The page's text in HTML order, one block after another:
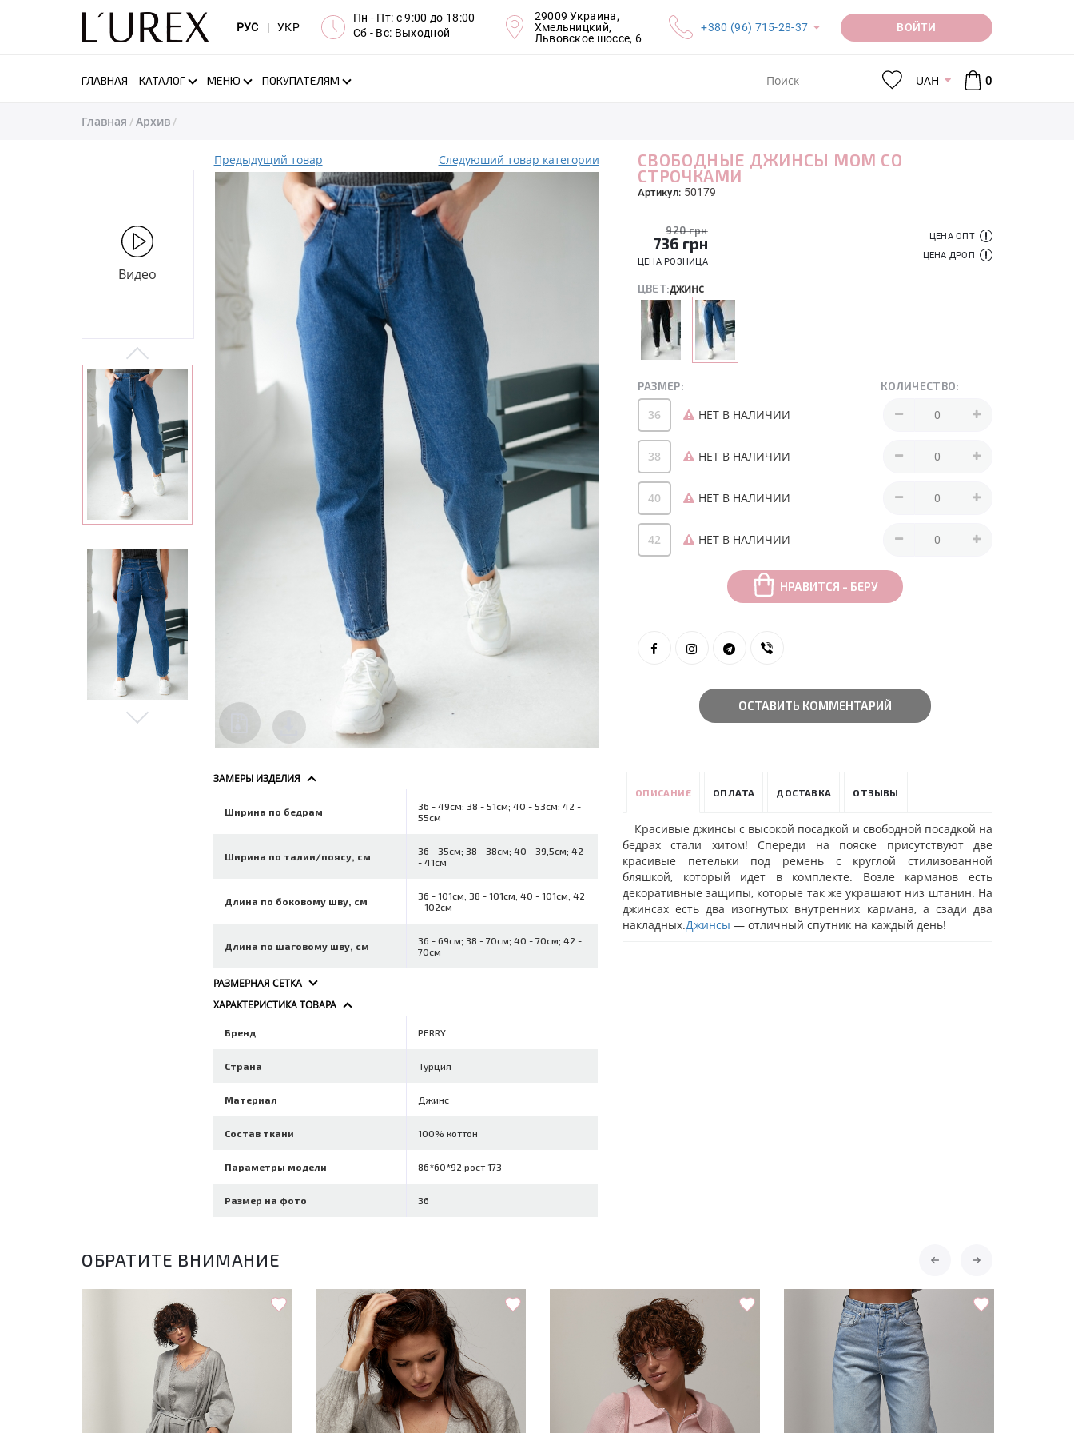
РУС | УКР
Пн - Пт: с 9:00 до 18:00
Сб - Вс: Выходной
29009 Украина,
Хмельницкий,
Львовское шоссе, 6
+380 (96) 715-28-37 ВОЙТИ
ГЛАВНАЯ КАТАЛОГ МЕНЮ ПОКУПАТЕЛЯМ UAH 0
Главная Архив
Видео
Предыдущий товар Следуюший товар категории
СВОБОДНЫЕ ДЖИНСЫ MOM СО
СТРОЧКАМИ
Артикул: 50179
920 грн
736 грн
ЦЕНА РОЗНИЦА
ЦЕНА ОПТ
ЦЕНА ДРОП
ЦВЕТ:джинс
РАЗМЕР: КОЛИЧЕСТВО:
36 НЕТ В НАЛИЧИИ
38 НЕТ В НАЛИЧИИ
40 НЕТ В НАЛИЧИИ
42 НЕТ В НАЛИЧИИ
НРАВИТСЯ - БЕРУ
ОСТАВИТЬ КОММЕНТАРИЙ
ЗАМЕРЫ ИЗДЕЛИЯ
Ширина по бедрам
36 - 49см; 38 - 51см; 40 - 53см; 42 -
55см
Ширина по талии/поясу, см
36 - 35см; 38 - 38см; 40 - 39,5см; 42
- 41см
Длина по боковому шву, см
36 - 101см; 38 - 101см; 40 - 101см; 42
- 102см
Длина по шаговому шву, см
36 - 69см; 38 - 70см; 40 - 70см; 42 -
70см
РАЗМЕРНАЯ СЕТКА
ХАРАКТЕРИСТИКА ТОВАРА
Бренд PERRY
Страна Турция
Материал Джинс
Состав ткани 100% коттон
Параметры модели 86*60*92 рост 173
Размер на фото 36
ОПИСАНИЕ ОПЛАТА ДОСТАВКА ОТЗЫВЫ
Красивые джинсы с высокой посадкой и свободной посадкой на
бедрах стали хитом! Спереди на пояске присутствуют две
красивые петельки под ремень с круглой стилизованной
бляшкой, который идет в комплекте. Возле карманов есть
декоративные защипы, которые так же украшают низ штанин. На
джинсах есть два изогнутых внутренних кармана, а сзади два
накладных.Джинсы — отличный спутник на каждый день!
ОБРАТИТЕ ВНИМАНИЕ